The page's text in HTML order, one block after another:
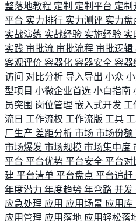
整落地教程 定制 定制平台 定制
平台 实力排行 实力测评 实力盘
实战演练 实战经验 实施经验 实
实践 审批流 审批流程 审批逻辑
客观评价 容器化 容器安全 容器
访问 对比分析 导入导出 小众
型项目 小微企业首选 小白指南
员突围 岗位管理 嵌入式开发 工
流日 工作流权 工作流版 工具
厂生产 差距分析 市场 市场份额
市场爆发 市场规模 市场集中度
平台 平台优势 平台安全 平台对
建 平台清单 平台盘点 平台追赶
年度潜力 年度趋势 年弯路 并发
应急处理 应用 应用场景 应用库
应用管理 应用落地 应用轻松落